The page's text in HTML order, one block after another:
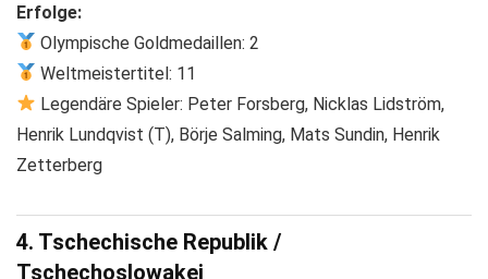
Erfolge:
Olympische Goldmedaillen: 2
Weltmeistertitel: 11
Legendäre Spieler: Peter Forsberg, Nicklas Lidström,
Henrik Lundqvist (T), Börje Salming, Mats Sundin, Henrik
Zetterberg
4. Tschechische Republik /
Tschechoslowakei